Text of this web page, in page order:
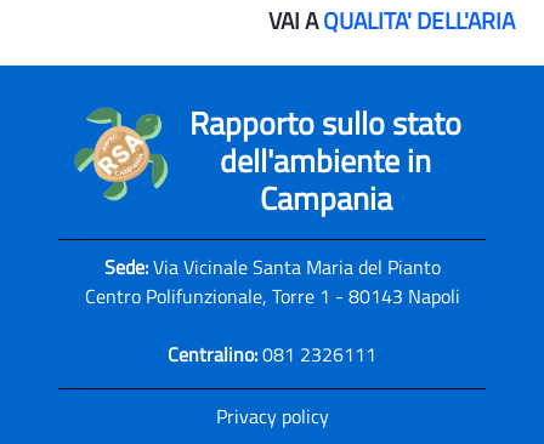
VAI AQUALITA' DELL'ARIA
Rapporto sullo stato
dell'ambiente in
Campania
Sede:Via Vicinale Santa Maria del Pianto
Centro Polifunzionale, Torre 1 - 80143 Napoli
Centralino:081 2326111
Privacy policy